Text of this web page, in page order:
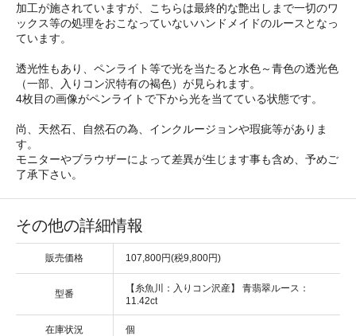
加工が施されていますが、こちらは最終的な艶出しまで一切のワ
ックス等の処理をおこなっていないハンドメイドのルースとなっ
ています。
透光性もあり、ペンライト等で光を当たると水色～青色の透光色
（一部、入りコン沢特有の褐色）が見られます。
4枚目の画像がペンライトで下から光を当てている状態です。
尚、天然石、自然石の為、インクルージョンや瑕疵等がありま
す。
モニターやブラウザーによって差異が生じます事も含め、予めご
了承下さい。
その他の詳細情報
販売価格 107,800円(税9,800円)
型番
【糸魚川：入りコン沢産】 青翡翠ルース：
11.42ct
在庫状況 個